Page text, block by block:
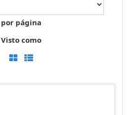
por página
Visto como